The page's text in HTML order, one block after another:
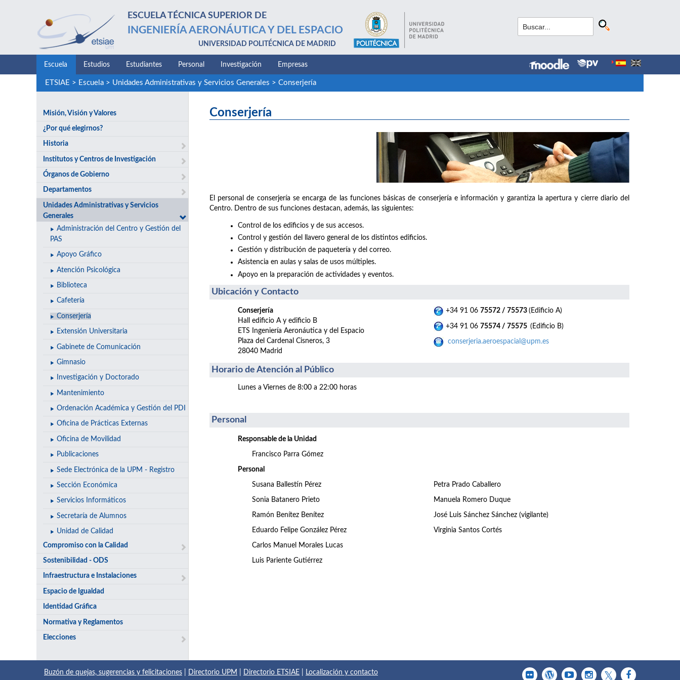
ESCUELA TÉCNICA SUPERIOR DE
INGENIERÍA AERONÁUTICA Y DEL ESPACIO
UNIVERSIDAD POLITÉCNICA DE MADRID
Escuela Estudios Estudiantes Personal Investigación Empresas
ETSIAE > Escuela> Unidades Administrativas y Servicios Generales > Conserjería
Misión, Visión y Valores
¿Por qué elegirnos?
Historia
Institutos y Centros de Investigación
Órganos de Gobierno
Departamentos
Unidades Administrativas y Servicios
Generales
Administración del Centro y Gestión del
PAS
Apoyo Gráfico
Atención Psicológica
Biblioteca
Cafetería
Conserjería
Extensión Universitaria
Gabinete de Comunicación
Gimnasio
Investigación y Doctorado
Mantenimiento
Ordenación Académica y Gestión del PDI
Oficina de Prácticas Externas
Oficina de Movilidad
Publicaciones
Sede Electrónica de la UPM - Registro
Sección Económica
Servicios Informáticos
Secretaría de Alumnos
Unidad de Calidad
Compromiso con la Calidad
Sostenibilidad - ODS
Infraestructura e Instalaciones
Espacio de Igualdad
Identidad Gráfica
Normativa y Reglamentos
Elecciones
Conserjería
El personal de conserjería se encarga de las funciones básicas de conserjería e información y garantiza la apertura y cierre diario del
Centro. Dentro de sus funciones destacan, además, las siguientes:
Control de los edificios y de sus accesos.
Control y gestión del llavero general de los distintos edificios.
Gestión y distribución de paquetería y del correo.
Asistencia en aulas y salas de usos múltiples.
Apoyo en la preparación de actividades y eventos.
Ubicación y Contacto
Conserjería
Hall edificio A y edificio B
ETS Ingeniería Aeronáutica y del Espacio
Plaza del Cardenal Cisneros, 3
28040 Madrid
+34 91 06 75572 / 75573 (Edificio A)
+34 91 06 75574 / 75575 (Edificio B)
conserjeria.aeroespacial@upm.es
Horario de Atención al Público
Lunes a Viernes de 8:00 a 22:00 horas
Personal
Responsable de la Unidad
Francisco Parra Gómez
Personal
Susana Ballestín Pérez
Sonia Batanero Prieto
Ramón Benítez Benítez
Eduardo Felipe González Pérez
Carlos Manuel Morales Lucas
Luis Pariente Gutiérrez
Petra Prado Caballero
Manuela Romero Duque
José Luis Sánchez Sánchez (vigilante)
Virginia Santos Cortés
Buzón de quejas, sugerencias y felicitaciones Directorio UPM Directorio ETSIAE Localización y contacto